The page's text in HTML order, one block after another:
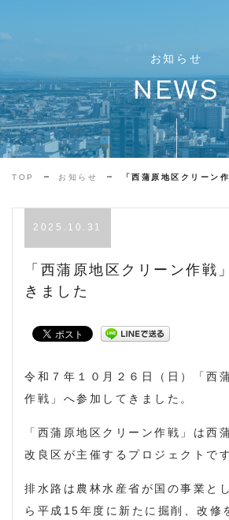
お知らせ
NEWS
TOP お知らせ 「西蒲原地区クリーン
2025.10.31
「西蒲原地区クリーン作戦
きました
令和７年１０月２６日（日）「西
作戦」へ参加してきました。
「西蒲原地区クリーン作戦」は西
改良区が主催するプロジェクトです
排水路は農林水産省が国の事業と
ら平成15年度に新たに掘削、改修